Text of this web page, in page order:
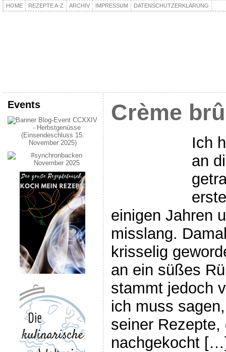
HOME REZEPTE A-Z ARCHIV IMPRESSUM DATENSCHUTZERKLÄRUNG
Events Crème
Ich
an
einigen Jahren
misslang.
krisselig
an ein süßes
stammt jedoch
ich muss
seiner
nachgekocht